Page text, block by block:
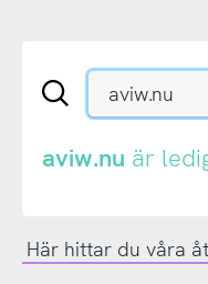
Sök
eller
aviw.nu är
Här hittar du våra